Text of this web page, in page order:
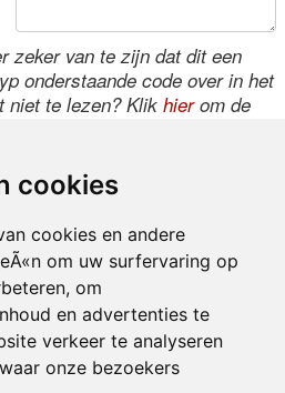
cookies
cookies en andere
om uw surfervaring op
om
en advertenties te
verkeer te analyseren
onze bezoekers
zeker van te zijn dat dit een
onderstaande code over in het
niet te lezen? Klik hierom de
Inloggen